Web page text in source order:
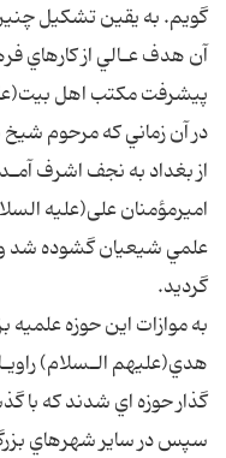
گويم. به يقين تشكيل چنين
آن هدف عـالي از كارهاي
پيشرفت مكتب اهل
در آن زماني كه مرحوم شيخ
از بغداد به نجف اشرف
اميرمؤمنان علی(علیه
علمي شيعيان گشوده شد و
گرديد.
به موازات اين حوزه
هدي(عليهم الـسلام)
گذار حوزه اي شدند كه
سپس در ساير شهرهاي